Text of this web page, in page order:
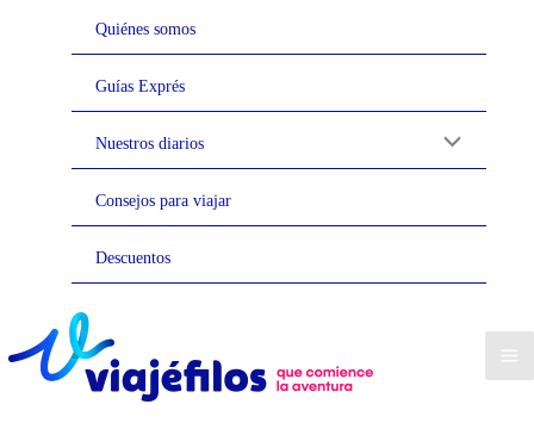
Quiénes somos
Guías Exprés
Nuestros diarios
Consejos para viajar
Descuentos